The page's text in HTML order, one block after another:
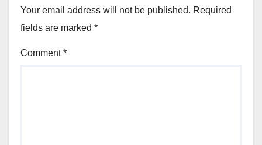
Your email address will not be published. Required
fields are marked *
Comment*